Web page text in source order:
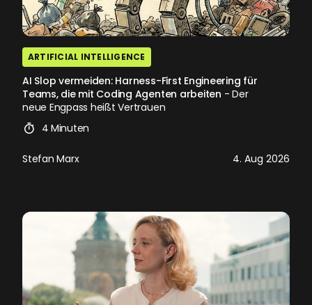
ARTIFICIAL INTELLIGENCE
AI Slop vermeiden: Harness-First Engineering für
Teams, die mit Coding Agenten arbeiten - Der
neue Engpass heißt Vertrauen
4 Minuten
Stefan Marx 4. Aug 2026